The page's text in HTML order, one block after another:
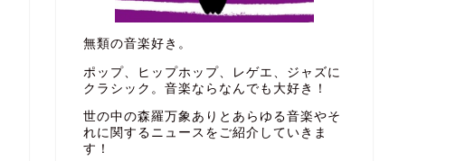
無類の音楽好き。
ポップ、ヒップホップ、レゲエ、ジャズに
クラシック。音楽ならなんでも大好き！
世の中の森羅万象ありとあらゆる音楽やそ
れに関するニュースをご紹介していきま
す！